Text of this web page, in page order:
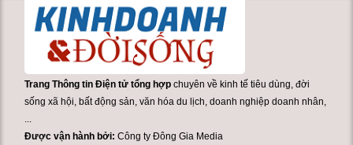
Trang Thông tin Điện tử tổng hợp chuyên về kinh tế tiêu dùng, đời
sống xã hội, bất động sản, văn hóa du lịch, doanh nghiệp doanh nhân,
...
Được vận hành bởi:Công ty Đông Gia Media